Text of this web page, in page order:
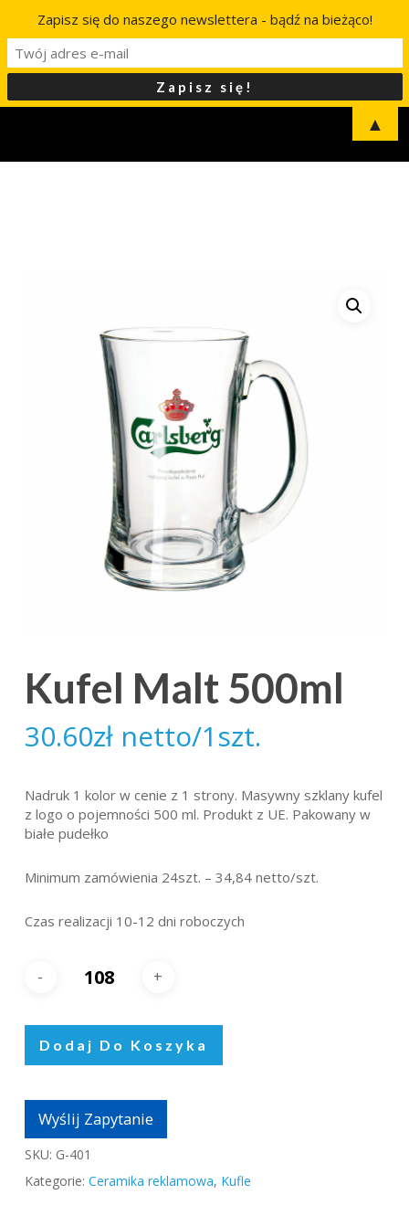
Kufel Malt 500ml
30.60zł netto/1szt.
Nadruk 1 kolor w cenie z 1 strony. Masywny szklany kufel
z logo o pojemności 500 ml. Produkt z UE. Pakowany w
białe pudełko
Minimum zamówienia 24szt. – 34,84 netto/szt.
Czas realizacji 10-12 dni roboczych
Dodaj Do Koszyka
Wyślij Zapytanie
SKU: G-401
Kategorie: Ceramika reklamowa, Kufle
Zapisz się do naszego newslettera - bądź na bieżąco!
▲